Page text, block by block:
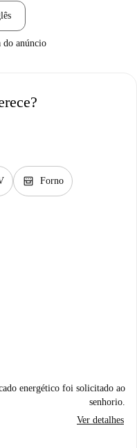
do anúncio
oven_gen Forno
energético foi solicitado ao
senhorio.
Ver detalhes